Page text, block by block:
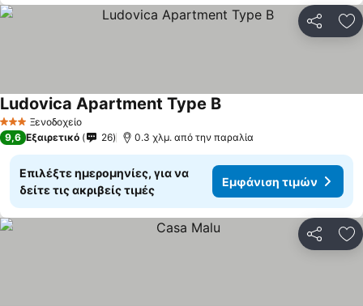
3 ΑστέριαΞενοδοχείο
Ludovica Apartment Type BΕμφάνιση τιμών
9,6 Εξαιρετικό 26 0.3 χλμ. από την παραλία
Επιλέξτε ημερομηνίες, για να
δείτε τις ακριβείς τιμές
Εμφάνιση τιμών